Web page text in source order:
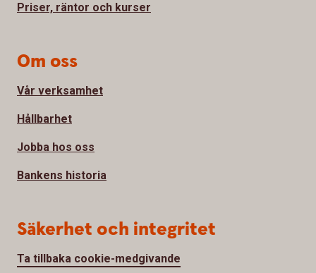
Priser, räntor och kurser
Om oss
Vår verksamhet
Hållbarhet
Jobba hos oss
Bankens historia
Säkerhet och integritet
Ta tillbaka cookie-medgivande